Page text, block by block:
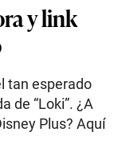
y link
tan esperado
de “Loki”. ¿A
Plus? Aquí